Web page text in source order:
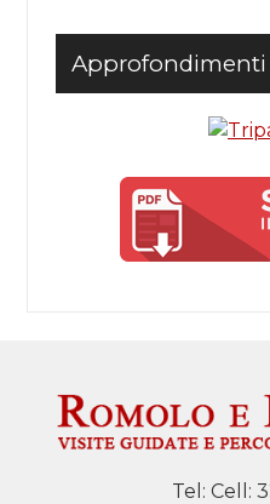
Approfondimenti
Tel: Cell: